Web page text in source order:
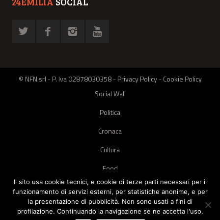
© NFN srl - P. Iva 02878030358 -Privacy Policy-Cookie Policy
Social Wall
Politica
Cronaca
Cultura
Food
Green
Pets
Il sito usa cookie tecnici, e cookie di terze parti necessari per il
funzionamento di servizi esterni, per statistiche anonime, e per
la presentazione di pubblicità. Non sono usati a fini di
profilazione. Continuando la navigazione se ne accetta l'uso.